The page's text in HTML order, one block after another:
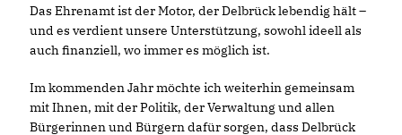
Das Ehrenamt ist der Motor, der Delbrück lebendig hält –
und es verdient unsere Unterstützung, sowohl ideell als
auch finanziell, wo immer es möglich ist.
Im kommenden Jahr möchte ich weiterhin gemeinsam
mit Ihnen, mit der Politik, der Verwaltung und allen
Bürgerinnen und Bürgern dafür sorgen, dass Delbrück